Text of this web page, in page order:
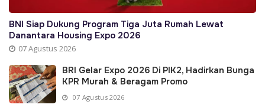
BNI Siap Dukung Program Tiga Juta Rumah Lewat
Danantara Housing Expo 2026
07 Agustus 2026
BRI Gelar Expo 2026 Di PIK2, Hadirkan Bunga
KPR Murah & Beragam Promo
07 Agustus 2026